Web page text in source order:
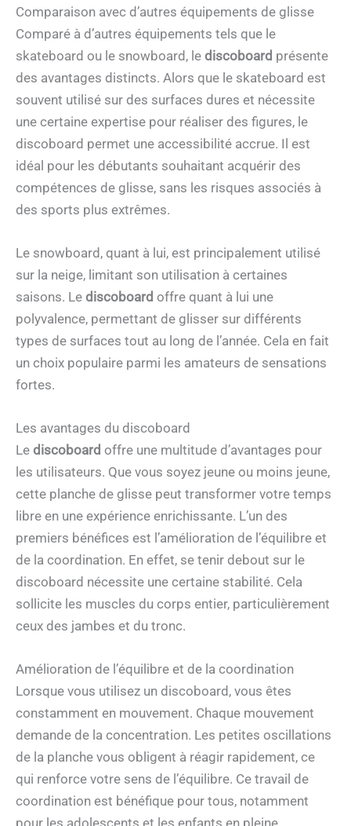
Comparaison avec d’autres équipements de glisse
Comparé à d’autres équipements tels que le
skateboard ou le snowboard, le discoboard présente
des avantages distincts. Alors que le skateboard est
souvent utilisé sur des surfaces dures et nécessite
une certaine expertise pour réaliser des figures, le
discoboard permet une accessibilité accrue. Il est
idéal pour les débutants souhaitant acquérir des
compétences de glisse, sans les risques associés à
des sports plus extrêmes.
Le snowboard, quant à lui, est principalement utilisé
sur la neige, limitant son utilisation à certaines
saisons. Le discoboard offre quant à lui une
polyvalence, permettant de glisser sur différents
types de surfaces tout au long de l’année. Cela en fait
un choix populaire parmi les amateurs de sensations
fortes.
Les avantages du discoboard
Le discoboard offre une multitude d’avantages pour
les utilisateurs. Que vous soyez jeune ou moins jeune,
cette planche de glisse peut transformer votre temps
libre en une expérience enrichissante. L’un des
premiers bénéfices est l’amélioration de l’équilibre et
de la coordination. En effet, se tenir debout sur le
discoboard nécessite une certaine stabilité. Cela
sollicite les muscles du corps entier, particulièrement
ceux des jambes et du tronc.
Amélioration de l’équilibre et de la coordination
Lorsque vous utilisez un discoboard, vous êtes
constamment en mouvement. Chaque mouvement
demande de la concentration. Les petites oscillations
de la planche vous obligent à réagir rapidement, ce
qui renforce votre sens de l’équilibre. Ce travail de
coordination est bénéfique pour tous, notamment